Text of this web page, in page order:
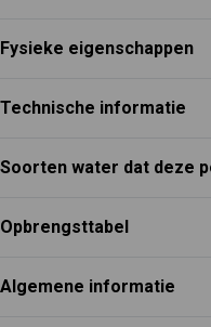
Fysieke eigenschappen
Technische informatie
Soorten water dat deze
Opbrengsttabel
Algemene informatie